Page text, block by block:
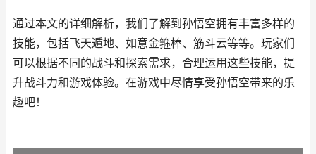
通过本文的详细解析，我们了解到孙悟空拥有丰富多样的
技能，包括飞天遁地、如意金箍棒、筋斗云等等。玩家们
可以根据不同的战斗和探索需求，合理运用这些技能，提
升战斗力和游戏体验。在游戏中尽情享受孙悟空带来的乐
趣吧！